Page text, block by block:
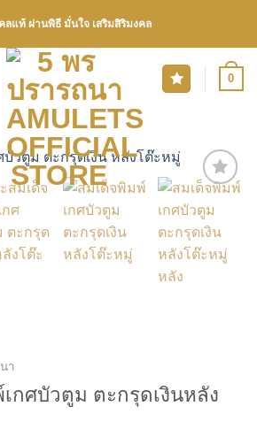
ลแท้ ผ่านพิธี มั่นใจ เสริมสิริมงคล
0
เพิ่มรายการโปรด
า
กศบัวตูม ตะกรุดเงินหลัง